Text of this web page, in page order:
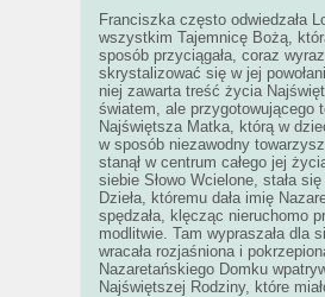
Franciszka często odwiedzała
wszystkim Tajemnicę Bożą,
sposób przyciągała, coraz
skrystalizować się w jej
niej zawarta treść życia
światem, ale przygotowującego
Najświętsza Matka, którą w
w sposób niezawodny
stanął w centrum całego jej
siebie Słowo Wcielone, stała
Dzieła, któremu dała imię
spędzała, klęcząc nieruchomo
modlitwie. Tam wypraszała dla
wracała rozjaśniona i
Nazaretańskiego Domku
Najświętszej Rodziny, które